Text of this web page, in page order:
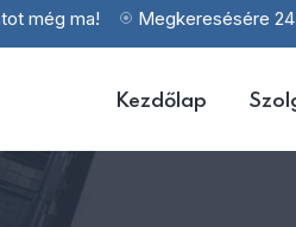
még ma! Megkeresésére
Kezdőlap